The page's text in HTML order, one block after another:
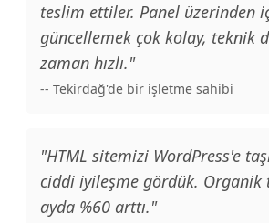
teslim ettiler. Panel üzerinden
güncellemek çok kolay, teknik
zaman hızlı."
-- Tekirdağ'de bir işletme sahibi
"HTML sitemizi WordPress'e
ciddi iyileşme gördük.
ayda %60 arttı."